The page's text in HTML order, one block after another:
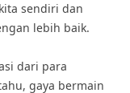
sendiri dan
lebih baik.
dari para
gaya bermain